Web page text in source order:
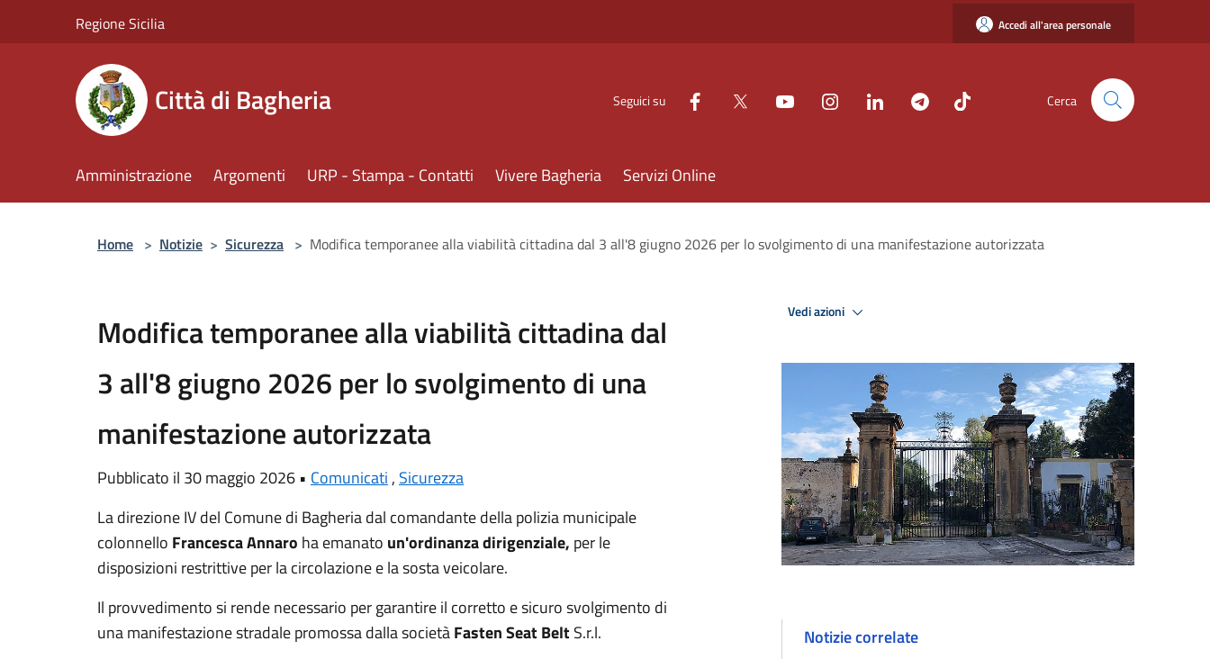
Regione Sicilia Accedi all'area personale
Città di Bagheria Seguici su Cerca
Amministrazione Argomenti URP - Stampa - Contatti Vivere Bagheria Servizi Online
Home > Notizie > Sicurezza > Modifica temporanee alla viabilità cittadina dal 3 all'8 giugno 2026 per lo svolgimento di una manifestazione autorizzata
Modifica temporanee alla viabilità cittadina dal
3 all'8 giugno 2026 per lo svolgimento di una
manifestazione autorizzata
Pubblicato il 30 maggio 2026 • Comunicati , Sicurezza
La direzione IV del Comune di Bagheria dal comandante della polizia municipale
colonnello Francesca Annaro ha emanato un'ordinanza dirigenziale, per le
disposizioni restrittive per la circolazione e la sosta veicolare.
Il provvedimento si rende necessario per garantire il corretto e sicuro svolgimento di
una manifestazione stradale promossa dalla societàFasten Seat BeltS.r.l. ​
Vedi azioni
Notizie correlate